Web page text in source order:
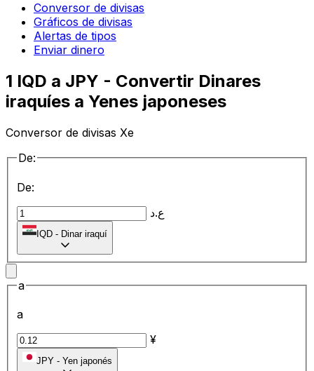
Conversor de divisas
Gráficos de divisas
Alertas de tipos
Enviar dinero
1 IQD a JPY - Convertir Dinares
iraquíes a Yenes japoneses
Conversor de divisas Xe
De:
De:
ع.د
IQD - Dinar iraquí
a
a
¥
JPY - Yen japonés